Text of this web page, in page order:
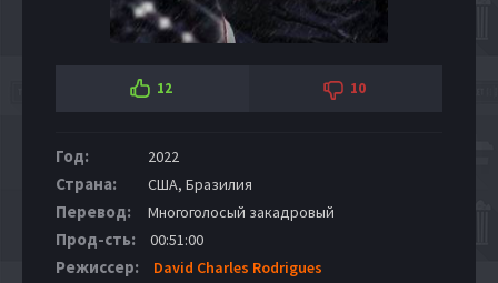
12 10
Год: 2022
Страна: США, Бразилия
Перевод: Многоголосый закадровый
Прод-сть: 00:51:00
Режиссер: David Charles Rodrigues